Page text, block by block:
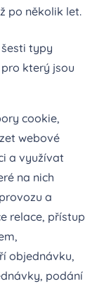
po několik let.
typy
který jsou
cookie,
webové
a využívat
na nich
a
relace, přístup
objednávku,
podání